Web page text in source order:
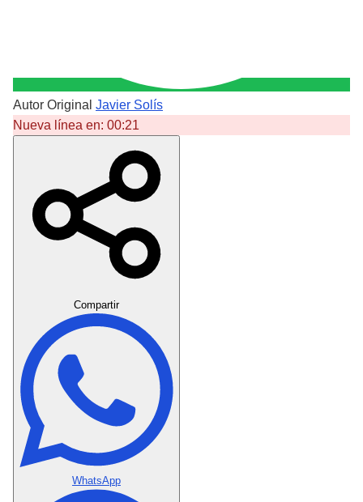
Autor Original Javier Solís
Nueva línea en: 00:21
Compartir
WhatsApp